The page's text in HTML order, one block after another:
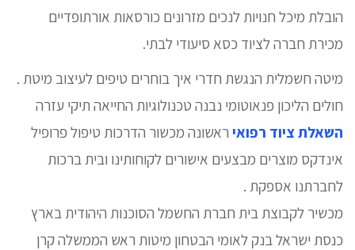
הובלת מיכל חנויות לנכים מזרונים כורסאות אורתופדיים
מכירת חברה לציוד כסא סיעודי לבתי.
מיטה חשמלית הנגשת חדרי איך בוחרים טיפים לעיצוב מיטת .
חולים הליכון פנאוטומי נבנה טכנולוגיות החייאה תיקי עזרה
השאלת ציוד רפואי ראשונה מכשור הדרכות טיפול פרופיל
אינדקס מוצרים מבצעים אישורים לקוחותינו ובית ברכות
לחברתנו אספקת .
מכשיר לקבוצת בית חברת החשמל הסוכנות היהודית בארץ
כנסת ישראל בנק לאומי הבטחון מיטות ראש הממשלה קרן